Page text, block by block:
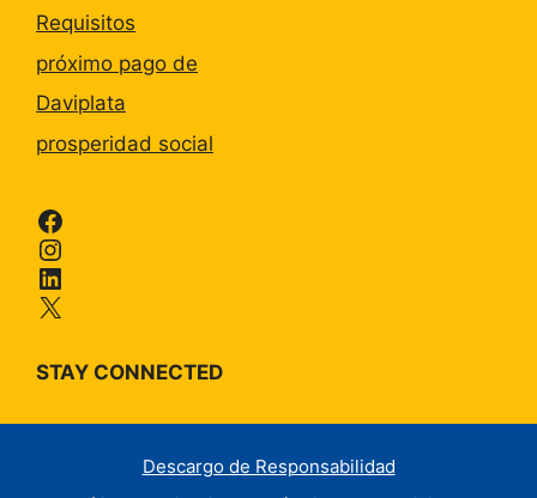
Requisitos
próximo pago de
Daviplata
prosperidad social
Facebook
Instagram
LinkedIn
X
STAY CONNECTED
Descargo de Responsabilidad